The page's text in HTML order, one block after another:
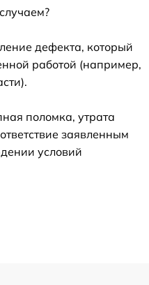
дефекта, который
работой (например,
поломка, утрата
заявленным
условий